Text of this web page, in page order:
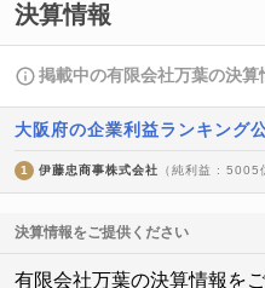
決算情報
掲載中の有限会社万葉の決算
大阪府の企業利益ランキング
1 伊藤忠商事株式会社 （純利益 : 5005
決算情報をご提供ください
有限会社万葉の決算情報を